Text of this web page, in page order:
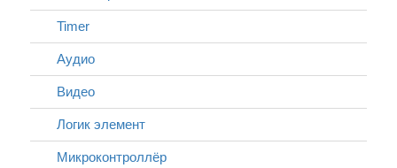
Timer
Аудио
Видео
Логик элемент
Микроконтроллёр